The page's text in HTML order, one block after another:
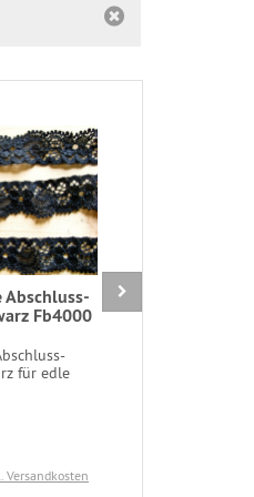
Abschluss-
Fb4000
für edle
Versandkosten